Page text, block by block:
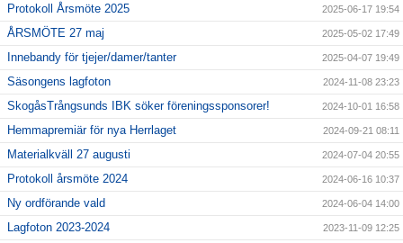
Protokoll Årsmöte 2025 2025-06-17 19:54
ÅRSMÖTE 27 maj 2025-05-02 17:49
Innebandy för tjejer/damer/tanter 2025-04-07 19:49
Säsongens lagfoton 2024-11-08 23:23
SkogåsTrångsunds IBK söker föreningssponsorer! 2024-10-01 16:58
Hemmapremiär för nya Herrlaget 2024-09-21 08:11
Materialkväll 27 augusti 2024-07-04 20:55
Protokoll årsmöte 2024 2024-06-16 10:37
Ny ordförande vald 2024-06-04 14:00
Lagfoton 2023-2024 2023-11-09 12:25